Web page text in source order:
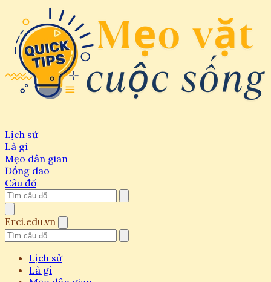
Lịch sử
Là gì
Mẹo dân gian
Đồng dao
Câu đố
Erci.edu.vn
Lịch sử
Là gì